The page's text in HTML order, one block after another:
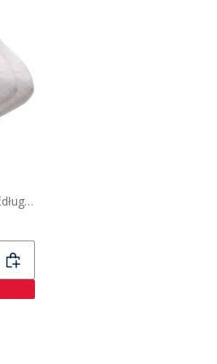
New Balance 3 szt. skarpet ćwierćdługośćowych kolor biały